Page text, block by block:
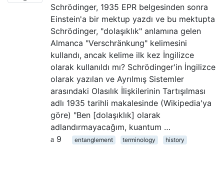
Schrödinger, 1935 EPR belgesinden sonra
Einstein'a bir mektup yazdı ve bu mektupta
Schrödinger, "dolaşıklık" anlamına gelen
Almanca "Verschränkung" kelimesini
kullandı, ancak kelime ilk kez İngilizce
olarak kullanıldı mı? Schrödinger'in İngilizce
olarak yazılan ve Ayrılmış Sistemler
arasındaki Olasılık İlişkilerinin Tartışılması
adlı 1935 tarihli makalesinde (Wikipedia'ya
göre) "Ben [dolaşıklık] olarak
adlandırmayacağım, kuantum …
9
entanglement terminology history